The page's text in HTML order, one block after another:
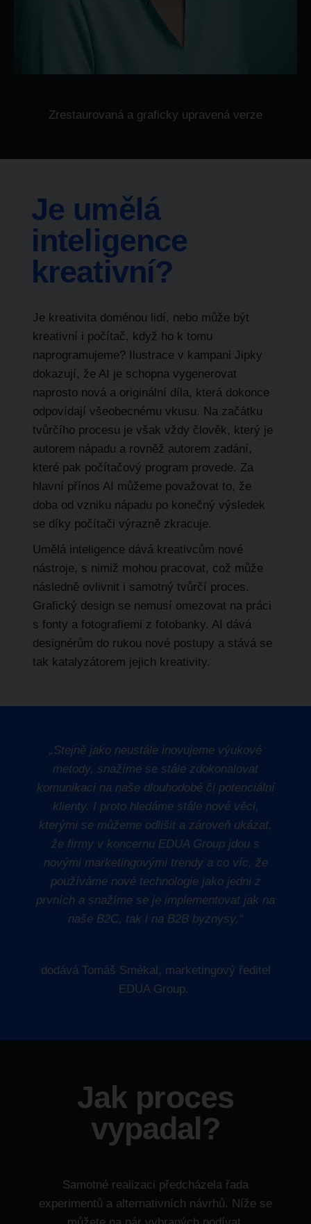
Zrestaurovaná a graficky upravená verze
Je umělá
inteligence
kreativní?
Je kreativita doménou lidí, nebo může být
kreativní i počítač, když ho k tomu
naprogramujeme? Ilustrace v kampani Jipky
dokazují, že AI je schopna vygenerovat
naprosto nová a originální díla, která dokonce
odpovídají všeobecnému vkusu. Na začátku
tvůrčího procesu je však vždy člověk, který je
autorem nápadu a rovněž autorem zadání,
které pak počítačový program provede. Za
hlavní přínos AI můžeme považovat to, že
doba od vzniku nápadu po konečný výsledek
se díky počítači výrazně zkracuje.
Umělá inteligence dává kreativcům nové
nástroje, s nimiž mohou pracovat, což může
následně ovlivnit i samotný tvůrčí proces.
Grafický design se nemusí omezovat na práci
s fonty a fotografiemi z fotobanky. AI dává
designérům do rukou nové postupy a stává se
tak katalyzátorem jejich kreativity.
„Stejně jako neustále inovujeme výukové
metody, snažíme se stále zdokonalovat
komunikaci na naše dlouhodobé či potenciální
klienty. I proto hledáme stále nové věci,
kterými se můžeme odlišit a zároveň ukázat,
že firmy v koncernu EDUA Group jdou s
novými marketingovými trendy a co víc, že
používáme nové technologie jako jedni z
prvních a snažíme se je implementovat jak na
naše B2C, tak i na B2B byznysy,“
dodává Tomáš Smékal, marketingový ředitel
EDUA Group.
Jak proces
vypadal?
Samotné realizaci předcházela řada
experimentů a alternativních návrhů. Níže se